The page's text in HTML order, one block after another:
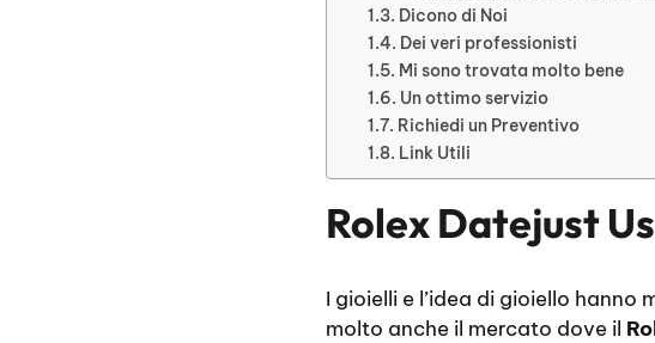
Dicono di Noi
Dei veri professionisti
Mi sono trovata molto bene
Un ottimo servizio
Richiedi un Preventivo
Link Utili
Rolex Datejust
I gioielli e l’idea di gioiello
molto anche il mercato dove il